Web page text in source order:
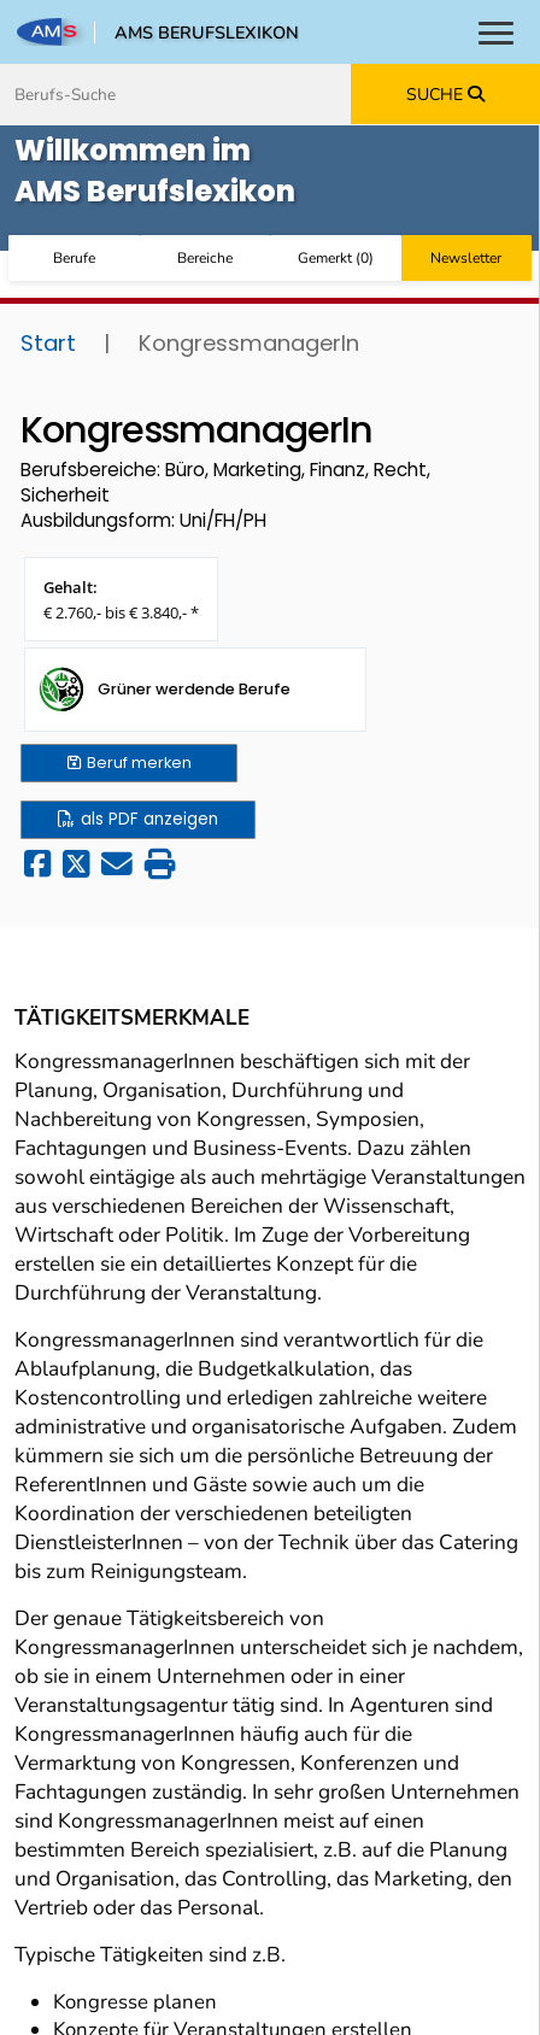
AMS BERUFSLEXIKON
SUCHE
Willkommen im
AMS Berufslexikon
Berufe Bereiche Gemerkt(0) Newsletter
Start | KongressmanagerIn
KongressmanagerIn
Berufsbereiche: Büro, Marketing, Finanz, Recht,
Sicherheit
Ausbildungsform: Uni/FH/PH
Gehalt:
€ 2.760,- bis € 3.840,- *
Grüner werdende Berufe
Berufmerken
als PDF anzeigen
TÄTIGKEITSMERKMALE
KongressmanagerInnen beschäftigen sich mit der
Planung, Organisation, Durchführung und
Nachbereitung von Kongressen, Symposien,
Fachtagungen und Business-Events. Dazu zählen
sowohl eintägige als auch mehrtägige Veranstaltungen
aus verschiedenen Bereichen der Wissenschaft,
Wirtschaft oder Politik. Im Zuge der Vorbereitung
erstellen sie ein detailliertes Konzept für die
Durchführung der Veranstaltung.
KongressmanagerInnen sind verantwortlich für die
Ablaufplanung, die Budgetkalkulation, das
Kostencontrolling und erledigen zahlreiche weitere
administrative und organisatorische Aufgaben. Zudem
kümmern sie sich um die persönliche Betreuung der
ReferentInnen und Gäste sowie auch um die
Koordination der verschiedenen beteiligten
DienstleisterInnen – von der Technik über das Catering
bis zum Reinigungsteam.
Der genaue Tätigkeitsbereich von
KongressmanagerInnen unterscheidet sich je nachdem,
ob sie in einem Unternehmen oder in einer
Veranstaltungsagentur tätig sind. In Agenturen sind
KongressmanagerInnen häufig auch für die
Vermarktung von Kongressen, Konferenzen und
Fachtagungen zuständig. In sehr großen Unternehmen
sind KongressmanagerInnen meist auf einen
bestimmten Bereich spezialisiert, z.B. auf die Planung
und Organisation, das Controlling, das Marketing, den
Vertrieb oder das Personal.
Typische Tätigkeiten sind z.B.
Kongresse planen